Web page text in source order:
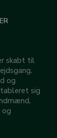
skabt til
og
sig
og